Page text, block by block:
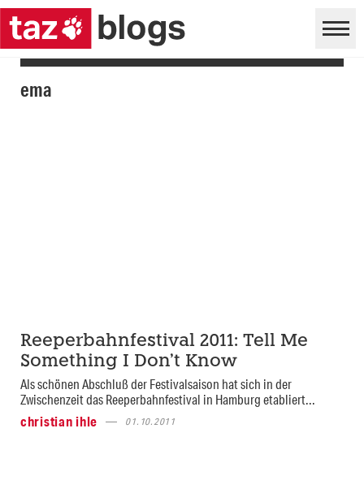
ema
Reeperbahnfestival 2011: Tell Me
Something I Don’t Know
Als schönen Abschluß der Festivalsaison hat sich in der
Zwischenzeit das Reeperbahnfestival in Hamburg etabliert...
christian ihle
01.10.2011